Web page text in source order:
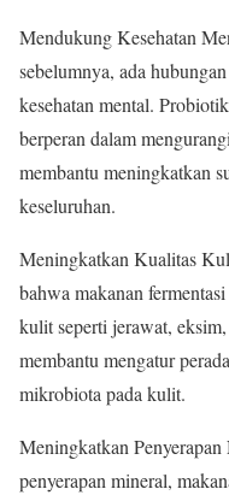
Mendukung Kesehatan
sebelumnya, ada
kesehatan mental.
berperan dalam
membantu meningkatkan
keseluruhan.
Meningkatkan Kualitas
bahwa makanan
kulit seperti jerawat,
membantu mengatur
mikrobiota pada kulit.
Meningkatkan
penyerapan mineral,